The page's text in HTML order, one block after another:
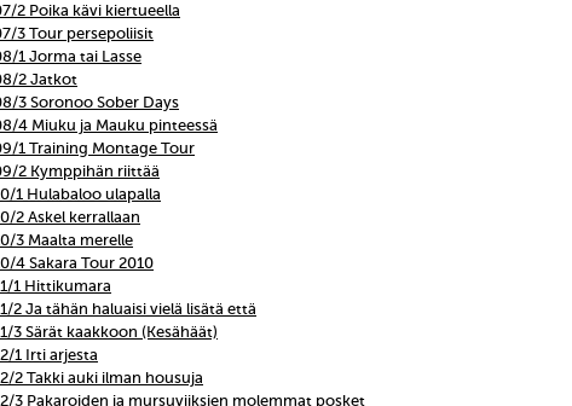
2 Poika kävi kiertueella
3 Tour persepoliisit
1 Jorma tai Lasse
2 Jatkot
3 Soronoo Sober Days
4 Miuku ja Mauku pinteessä
1 Training Montage Tour
2 Kymppihän riittää
1 Hulabaloo ulapalla
2 Askel kerrallaan
3 Maalta merelle
4 Sakara Tour 2010
1 Hittikumara
2 Ja tähän haluaisi vielä lisätä että
3 Särät kaakkoon (Kesähäät)
1 Irti arjesta
2 Takki auki ilman housuja
3 Pakaroiden ja mursuviiksien molemmat posket